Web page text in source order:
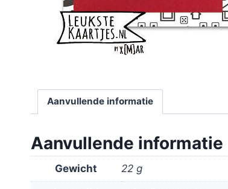
Aanvullende informatie
Aanvullende informatie
Gewicht 22 g